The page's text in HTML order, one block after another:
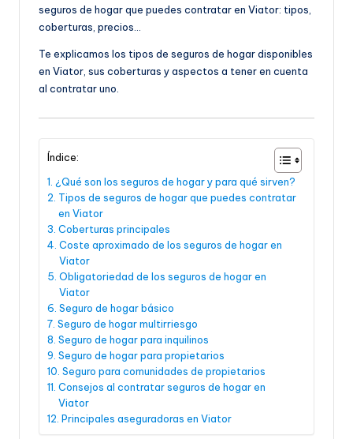
seguros de hogar que puedes contratar en Viator: tipos,
coberturas, precios…
Te explicamos los tipos de seguros de hogar disponibles
en Viator, sus coberturas y aspectos a tener en cuenta
al contratar uno.
Índice:
¿Qué son los seguros de hogar y para qué sirven?
Tipos de seguros de hogar que puedes contratar
en Viator
Coberturas principales
Coste aproximado de los seguros de hogar en
Viator
Obligatoriedad de los seguros de hogar en
Viator
Seguro de hogar básico
Seguro de hogar multirriesgo
Seguro de hogar para inquilinos
Seguro de hogar para propietarios
Seguro para comunidades de propietarios
Consejos al contratar seguros de hogar en
Viator
Principales aseguradoras en Viator